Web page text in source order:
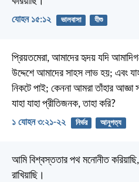
যোহন ১৫:১২ ভালবাসা যীশু
প্রিয়তমেরা, আমাদের হৃদয় যদি
উদ্দেশে আমাদের সাহস লাভ হয়; এবং
নিকটে পাই; কেননা আমরা তাঁহার আজ্ঞা
যাহা যাহা প্রীতিজনক, তাহা করি?
১ যোহন ৩:২১-২২ নির্ভর আনুগত্য
আমি বিশ্বস্ততার পথ মনোনীত করিয়াছি,
রাখিয়াছি।